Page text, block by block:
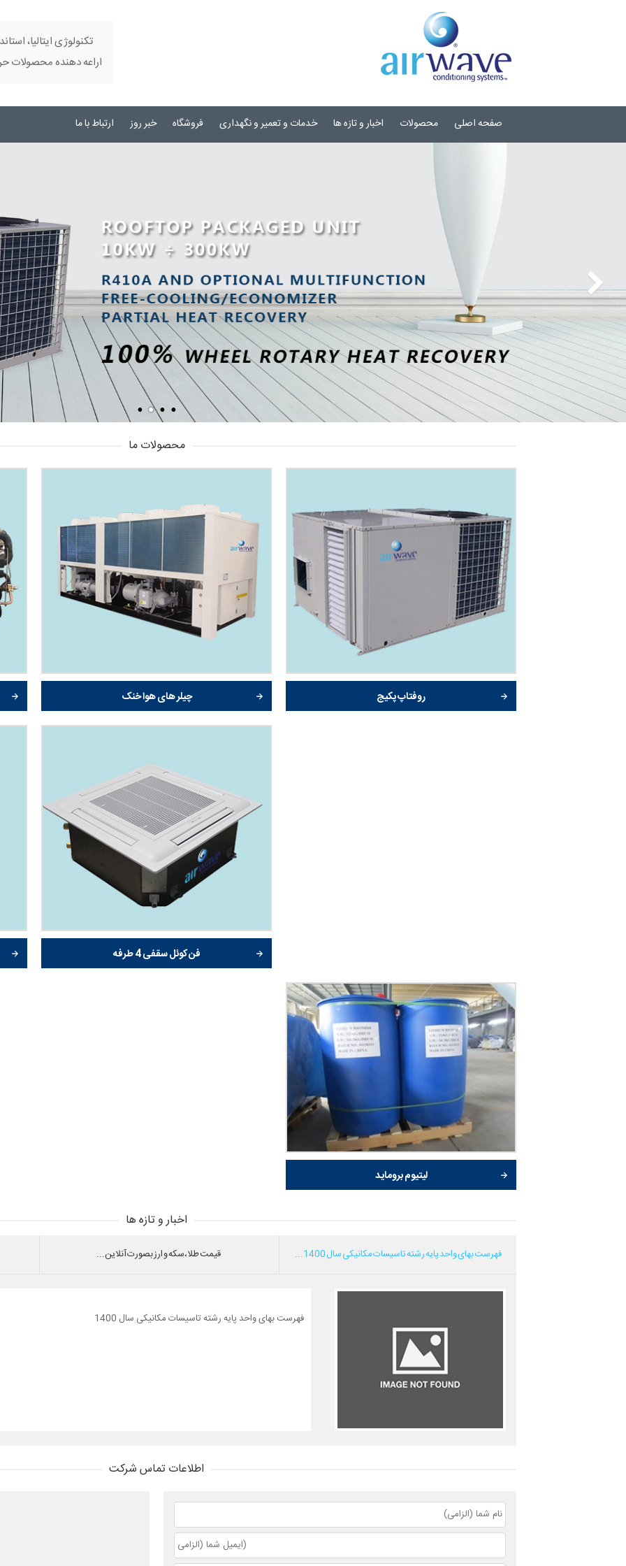
تکنولوژی ایتالیا،
اراعه دهنده محصولات
صفحه اصلی محصولات اخبار و تازه ها خدمات و تعمیر و نگهداری فروشگاه خبر روز ارتباط با ما
محصولات ما
روفتاپ پکیج چیلر های هوا خنک
فن کوئل سقفی 4 طرفه
لیتیوم بروماید
اخبار و تازه ها
فهرست بهای واحد پایه رشته تاسیسات مکانیکی سال 1400... قیمت طلا،سکه و ارز بصورت آنلاین...
فهرست بهای واحد پایه رشته تاسیسات مکانیکی سال 1400
اطلاعات تماس شرکت